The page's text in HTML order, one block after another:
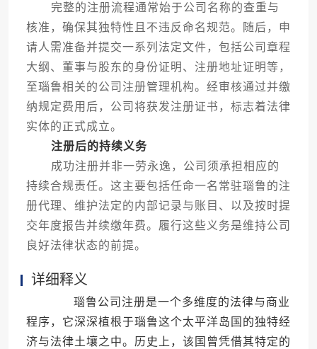
完整的注册流程通常始于公司名称的查重与
核准，确保其独特性且不违反命名规范。随后，申
请人需准备并提交一系列法定文件，包括公司章程
大纲、董事与股东的身份证明、注册地址证明等，
至瑙鲁相关的公司注册管理机构。经审核通过并缴
纳规定费用后，公司将获发注册证书，标志着法律
实体的正式成立。
注册后的持续义务
成功注册并非一劳永逸，公司须承担相应的
持续合规责任。这主要包括任命一名常驻瑙鲁的注
册代理、维护法定的内部记录与账目、以及按时提
交年度报告并续缴年费。履行这些义务是维持公司
良好法律状态的前提。
详细释义
瑙鲁公司注册是一个多维度的法律与商业
程序，它深深植根于瑙鲁这个太平洋岛国的独特经
济与法律土壤之中。历史上，该国曾凭借其特定的